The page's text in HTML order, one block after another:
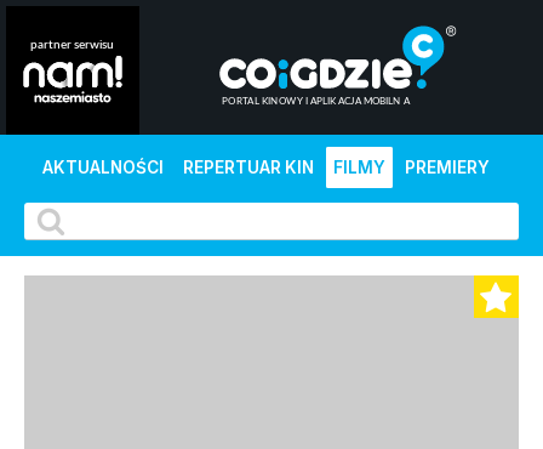
AKTUALNOŚCI REPERTUAR KIN FILMY PREMIERY